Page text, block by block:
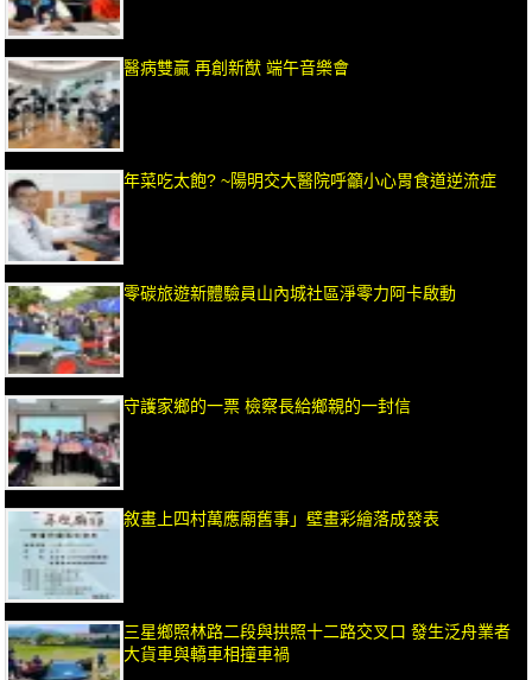
醫病雙贏 再創新猷 端午音樂會
年菜吃太飽? ~陽明交大醫院呼籲小心胃食道逆流症
零碳旅遊新體驗員山內城社區淨零力阿卡啟動
守護家鄉的一票 檢察長給鄉親的一封信
敘畫上四村萬應廟舊事」壁畫彩繪落成發表
三星鄉照林路二段與拱照十二路交叉口 發生泛舟業者
大貨車與轎車相撞車禍